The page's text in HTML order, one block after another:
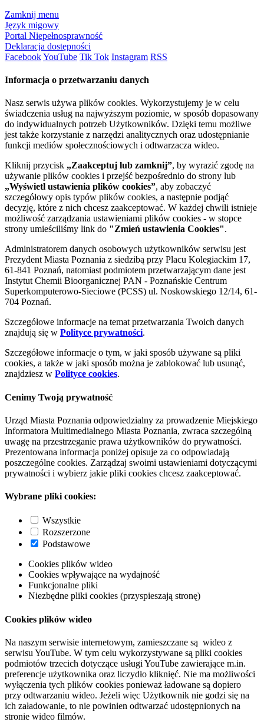
Zamknij menu
Język migowy
Portal Niepełnosprawność
Deklaracja dostępności
FacebookYouTube Tik Tok Instagram RSS
Informacja o przetwarzaniu danych
Nasz serwis używa plików cookies. Wykorzystujemy je w celu
świadczenia usług na najwyższym poziomie, w sposób dopasowany
do indywidualnych potrzeb Użytkowników. Dzięki temu możliwe
jest także korzystanie z narzędzi analitycznych oraz udostępnianie
funkcji mediów społecznościowych i odtwarzacza wideo.
Kliknij przycisk „Zaakceptuj lub zamknij”, by wyrazić zgodę na
używanie plików cookies i przejść bezpośrednio do strony lub
„Wyświetl ustawienia plików cookies”, aby zobaczyć
szczegółowy opis typów plików cookies, a następnie podjąć
decyzję, które z nich chcesz zaakceptować. W każdej chwili istnieje
możliwość zarządzania ustawieniami plików cookies - w stopce
strony umieściliśmy link do "Zmień ustawienia Cookies".
Administratorem danych osobowych użytkowników serwisu jest
Prezydent Miasta Poznania z siedzibą przy Placu Kolegiackim 17,
61-841 Poznań, natomiast podmiotem przetwarzającym dane jest
Instytut Chemii Bioorganicznej PAN - Poznańskie Centrum
Superkomputerowo-Sieciowe (PCSS) ul. Noskowskiego 12/14, 61-
704 Poznań.
Szczegółowe informacje na temat przetwarzania Twoich danych
znajdują się w Polityce prywatności.
Szczegółowe informacje o tym, w jaki sposób używane są pliki
cookies, a także w jaki sposób można je zablokować lub usunąć,
znajdziesz w Polityce cookies.
Cenimy Twoją prywatność
Urząd Miasta Poznania odpowiedzialny za prowadzenie Miejskiego
Informatora Multimedialnego Miasta Poznania, zwraca szczególną
uwagę na przestrzeganie prawa użytkowników do prywatności.
Prezentowana informacja poniżej opisuje za co odpowiadają
poszczególne cookies. Zarządzaj swoimi ustawieniami dotyczącymi
prywatności i wybierz jakie pliki cookies chcesz zaakceptować.
Wybrane pliki cookies:
Wszystkie
Rozszerzone
Podstawowe
Cookies plików wideo
Cookies wpływające na wydajność
Funkcjonalne pliki
Niezbędne pliki cookies (przyspieszają stronę)
Cookies plików wideo
Na naszym serwisie internetowym, zamieszczane są wideo z
serwisu YouTube. W tym celu wykorzystywane są pliki cookies
podmiotów trzecich dotyczące usługi YouTube zawierające m.in.
preferencje użytkownika oraz liczydło kliknięć. Nie ma możliwości
wyłączenia tych plików cookies ponieważ ładowane są dopiero
przy odtwarzaniu wideo. Jeżeli więc Użytkownik nie godzi się na
ich załadowanie, to nie powinien odtwarzać udostępnionych na
stronie wideo filmów.